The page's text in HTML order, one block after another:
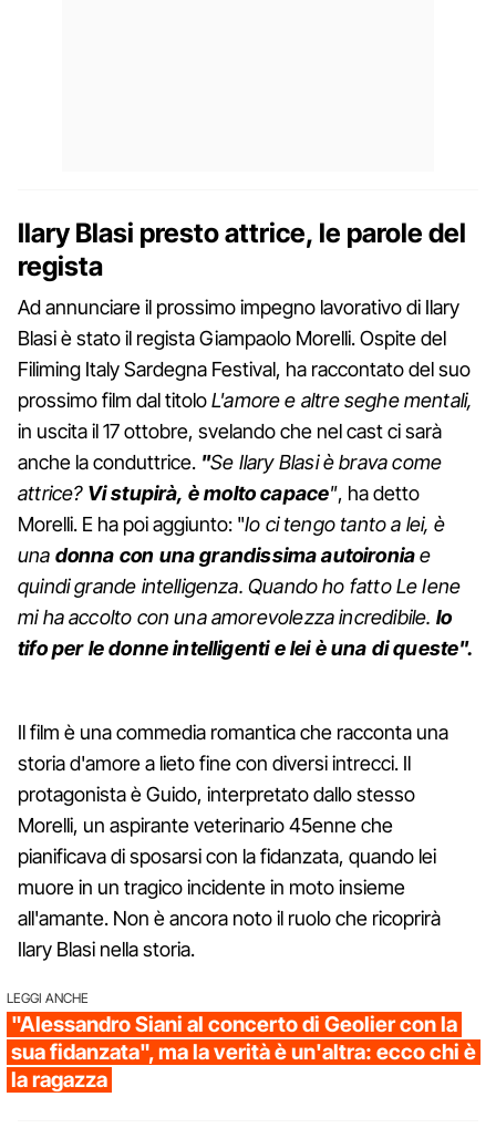
Ilary Blasi presto attrice, le parole del
regista
Ad annunciare il prossimo impegno lavorativo di Ilary
Blasi è stato il regista Giampaolo Morelli. Ospite del
Filiming Italy Sardegna Festival, ha raccontato del suo
prossimo film dal titoloL'amore e altre seghe mentali,
in uscita il 17 ottobre, svelando che nel cast ci sarà
anche la conduttrice. "Se Ilary Blasi è brava come
attrice? Vi stupirà, è molto capace", ha detto
Morelli. E ha poi aggiunto: "Io ci tengo tanto a lei, è
una donna con una grandissima autoironiae
quindi grande intelligenza. Quando ho fatto Le Iene
mi ha accolto con una amorevolezza incredibile. Io
tifo per le donne intelligenti e lei è una di queste".
Il film è una commedia romantica che racconta una
storia d'amore a lieto fine con diversi intrecci. Il
protagonista è Guido, interpretato dallo stesso
Morelli, un aspirante veterinario 45enne che
pianificava di sposarsi con la fidanzata, quando lei
muore in un tragico incidente in moto insieme
all'amante. Non è ancora noto il ruolo che ricoprirà
Ilary Blasi nella storia.
LEGGI ANCHE
"Alessandro Siani al concerto di Geolier con la
sua fidanzata", ma la verità è un'altra: ecco chi è
la ragazza